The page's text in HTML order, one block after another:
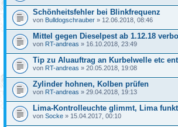
Schönheitsfehler bei Blinkfrequenz
von Bulldogschrauber » 12.06.2018, 08:46
Mittel gegen Dieselpest ab 1.12.18
von RT-andreas » 16.10.2018, 23:49
Tip zu Aluauftrag an Kurbelwelle etc
von RT-andreas » 20.05.2018, 19:08
Zylinder hohnen, Kolben prüfen
von RT-andreas » 29.04.2018, 19:13
Lima-Kontrolleuchte glimmt, Lima
von Socke » 15.04.2017, 00:10